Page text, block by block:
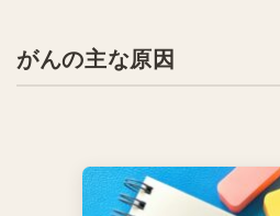
がんの主な原因